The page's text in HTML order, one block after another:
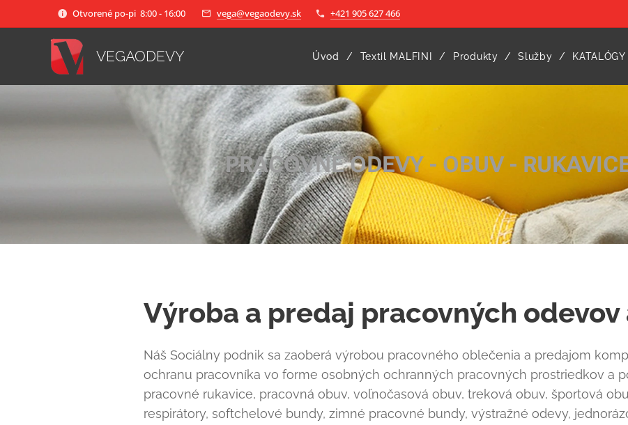
Otvorené po-pi 8:00 - 16:00 vega@vegaodevy.sk +421 905 627 466
VEGAODEVY Úvod Textil MALFINI Produkty Služby KATALÓGY
PRACOVNÉ ODEVY - OBUV -
Výroba a predaj pracovných odevov
Náš Sociálny podnik sa zaoberá výrobou pracovného oblečenia a predajom
ochranu pracovníka vo forme osobných ochranných pracovných prostriedkov a
pracovné rukavice, pracovná obuv, voľnočasová obuv, treková obuv, športová
respirátory, softchelové bundy, zimné pracovné bundy, výstražné odevy,